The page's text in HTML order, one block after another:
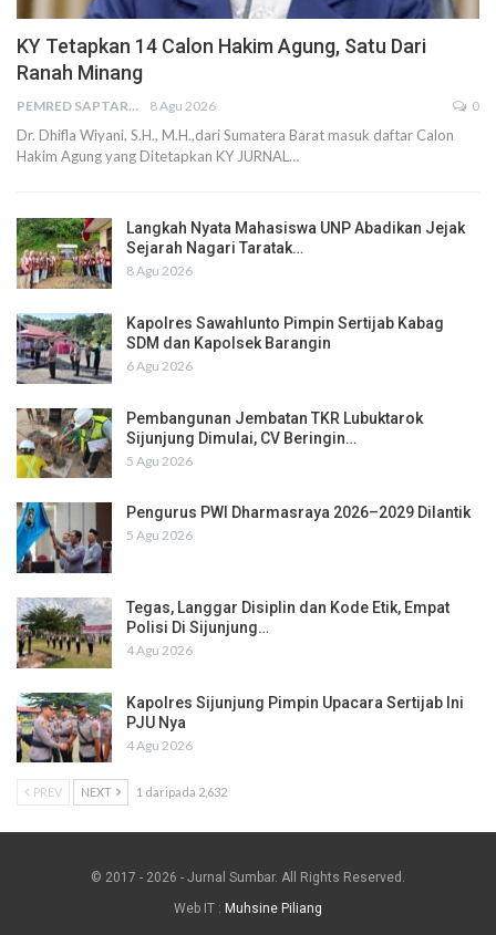
KY Tetapkan 14 Calon Hakim Agung, Satu Dari
Ranah Minang
PEMRED SAPTARIUS 8 Agu 2026 0
Dr. Dhifla Wiyani, S.H., M.H.,dari Sumatera Barat masuk daftar Calon
Hakim Agung yang Ditetapkan KY JURNAL…
Langkah Nyata Mahasiswa UNP Abadikan Jejak
Sejarah Nagari Taratak…
8 Agu 2026
Kapolres Sawahlunto Pimpin Sertijab Kabag
SDM dan Kapolsek Barangin
6 Agu 2026
Pembangunan Jembatan TKR Lubuktarok
Sijunjung Dimulai, CV Beringin…
5 Agu 2026
Pengurus PWI Dharmasraya 2026–2029 Dilantik
5 Agu 2026
Tegas, Langgar Disiplin dan Kode Etik, Empat
Polisi Di Sijunjung…
4 Agu 2026
Kapolres Sijunjung Pimpin Upacara Sertijab Ini
PJU Nya
4 Agu 2026
PREV NEXT 1 daripada 2,632
© 2017 - 2026 - Jurnal Sumbar. All Rights Reserved.
Web IT : Muhsine Piliang